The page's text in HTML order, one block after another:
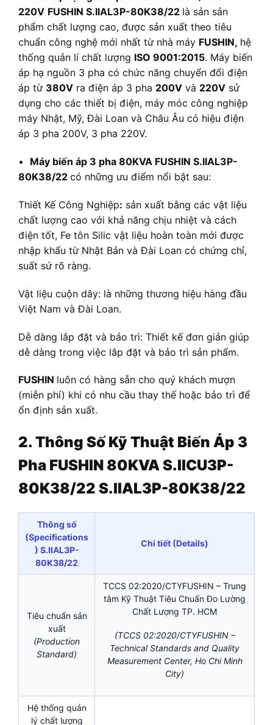
220V FUSHIN S.IIAL3P-80K38/22 là sản sản
phẩm chất lượng cao, được sản xuất theo tiêu
chuẩn công nghệ mới nhất từ nhà máy FUSHIN, hệ
thống quản lí chất lượng ISO 9001:2015. Máy biến
áp hạ nguồn 3 pha có chức năng chuyển đổi điện
áp từ 380V ra điện áp 3 pha 200V và 220V sử
dụng cho các thiết bị điện, máy móc công nghiệp
máy Nhật, Mỹ, Đài Loan và Châu Âu có hiệu điện
áp 3 pha 200V, 3 pha 220V.
• Máy biến áp 3 pha 80KVA FUSHIN S.IIAL3P-
80K38/22 có những ưu điểm nổi bật sau:
Thiết Kế Công Nghiệp: sản xuất bằng các vật liệu
chất lượng cao với khả năng chịu nhiệt và cách
điện tốt, Fe tôn Silic vật liệu hoàn toàn mới được
nhập khẩu từ Nhật Bản và Đài Loan có chứng chỉ,
suất sứ rõ ràng.
Vật liệu cuộn dây: là những thương hiệu hàng đầu
Việt Nam và Đài Loan.
Dễ dàng lắp đặt và bảo trì: Thiết kế đơn giản giúp
dễ dàng trong việc lắp đặt và bảo trì sản phẩm.
FUSHIN luôn có hàng sẵn cho quý khách mượn
(miễn phí) khi có nhu cầu thay thế hoặc bảo trì để
ổn định sản xuất.
2. Thông Số Kỹ Thuật Biến Áp 3
Pha FUSHIN 80KVA S.IICU3P-
80K38/22 S.IIAL3P-80K38/22
Thông số
(Specifications
) S.IIAL3P-
80K38/22
Chi tiết (Details)
Tiêu chuẩn sản
xuất
(Production
Standard)
TCCS 02:2020/CTYFUSHIN – Trung
tâm Kỹ Thuật Tiêu Chuẩn Đo Lường
Chất Lượng TP. HCM
(TCCS 02:2020/CTYFUSHIN –
Technical Standards and Quality
Measurement Center, Ho Chi Minh
City)
Hệ thống quản
lý chất lượng